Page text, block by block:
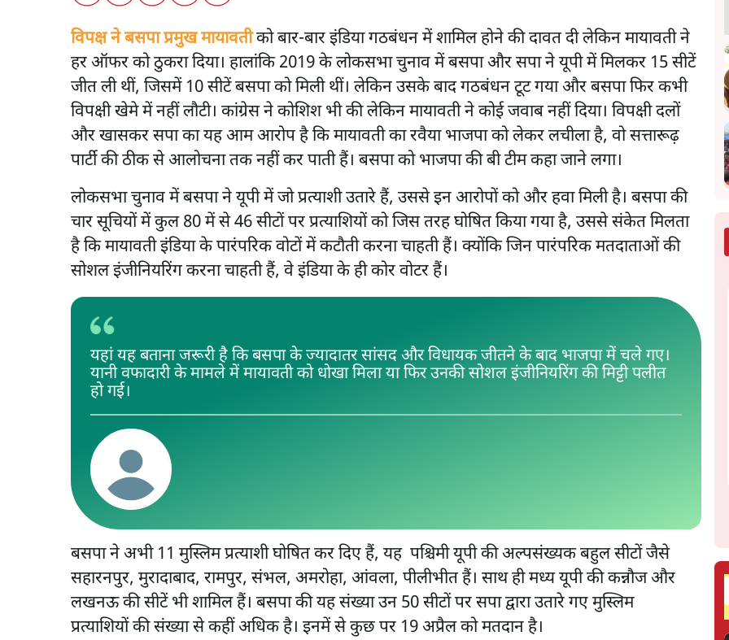
विपक्ष ने बसपा प्रमुख मायावतीको बार-बार इंडिया गठबंधन में शामिल होने की दावत दी लेकिन मायावती ने
हर ऑफर को ठुकरा दिया। हालांकि 2019 के लोकसभा चुनाव में बसपा और सपा ने यूपी में मिलकर 15 सीटें
जीत ली थीं, जिसमें 10 सीटें बसपा को मिली थीं। लेकिन उसके बाद गठबंधन टूट गया और बसपा फिर कभी
विपक्षी खेमे में नहीं लौटी। कांग्रेस ने कोशिश भी की लेकिन मायावती ने कोई जवाब नहीं दिया। विपक्षी दलों
और खासकर सपा का यह आम आरोप है कि मायावती का रवैया भाजपा को लेकर लचीला है, वो सत्तारूढ़
पार्टी की ठीक से आलोचना तक नहीं कर पाती हैं। बसपा को भाजपा की बी टीम कहा जाने लगा।
लोकसभा चुनाव में बसपा ने यूपी में जो प्रत्याशी उतारे हैं, उससे इन आरोपों को और हवा मिली है। बसपा की
चार सूचियों में कुल 80 में से 46 सीटों पर प्रत्याशियों को जिस तरह घोषित किया गया है, उससे संकेत मिलता
है कि मायावती इंडिया के पारंपरिक वोटों में कटौती करना चाहती हैं। क्योंकि जिन पारंपरिक मतदाताओं की
सोशल इंजीनियरिंग करना चाहती हैं, वे इंडिया के ही कोर वोटर हैं।
यहां यह बताना जरूरी है कि बसपा के ज्यादातर सांसद और विधायक जीतने के बाद भाजपा में चले गए।
यानी वफादारी के मामले में मायावती को धोखा मिला या फिर उनकी सोशल इंजीनियरिंग की मिट्टी पलीत
हो गई।
बसपा ने अभी 11 मुस्लिम प्रत्याशी घोषित कर दिए हैं, यह पश्चिमी यूपी की अल्पसंख्यक बहुल सीटों जैसे
सहारनपुर, मुरादाबाद, रामपुर, संभल, अमरोहा, आंवला, पीलीभीत हैं। साथ ही मध्य यूपी की कन्नौज और
लखनऊ की सीटें भी शामिल हैं। बसपा की यह संख्या उन 50 सीटों पर सपा द्वारा उतारे गए मुस्लिम
प्रत्याशियों की संख्या से कहीं अधिक है। इनमें से कुछ पर 19 अप्रैल को मतदान है।